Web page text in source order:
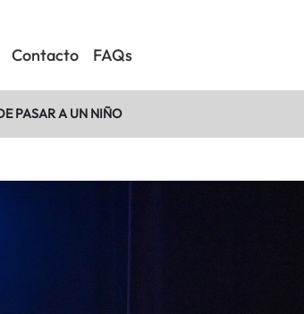
Contacto FAQs
PASAR A UN NIÑO